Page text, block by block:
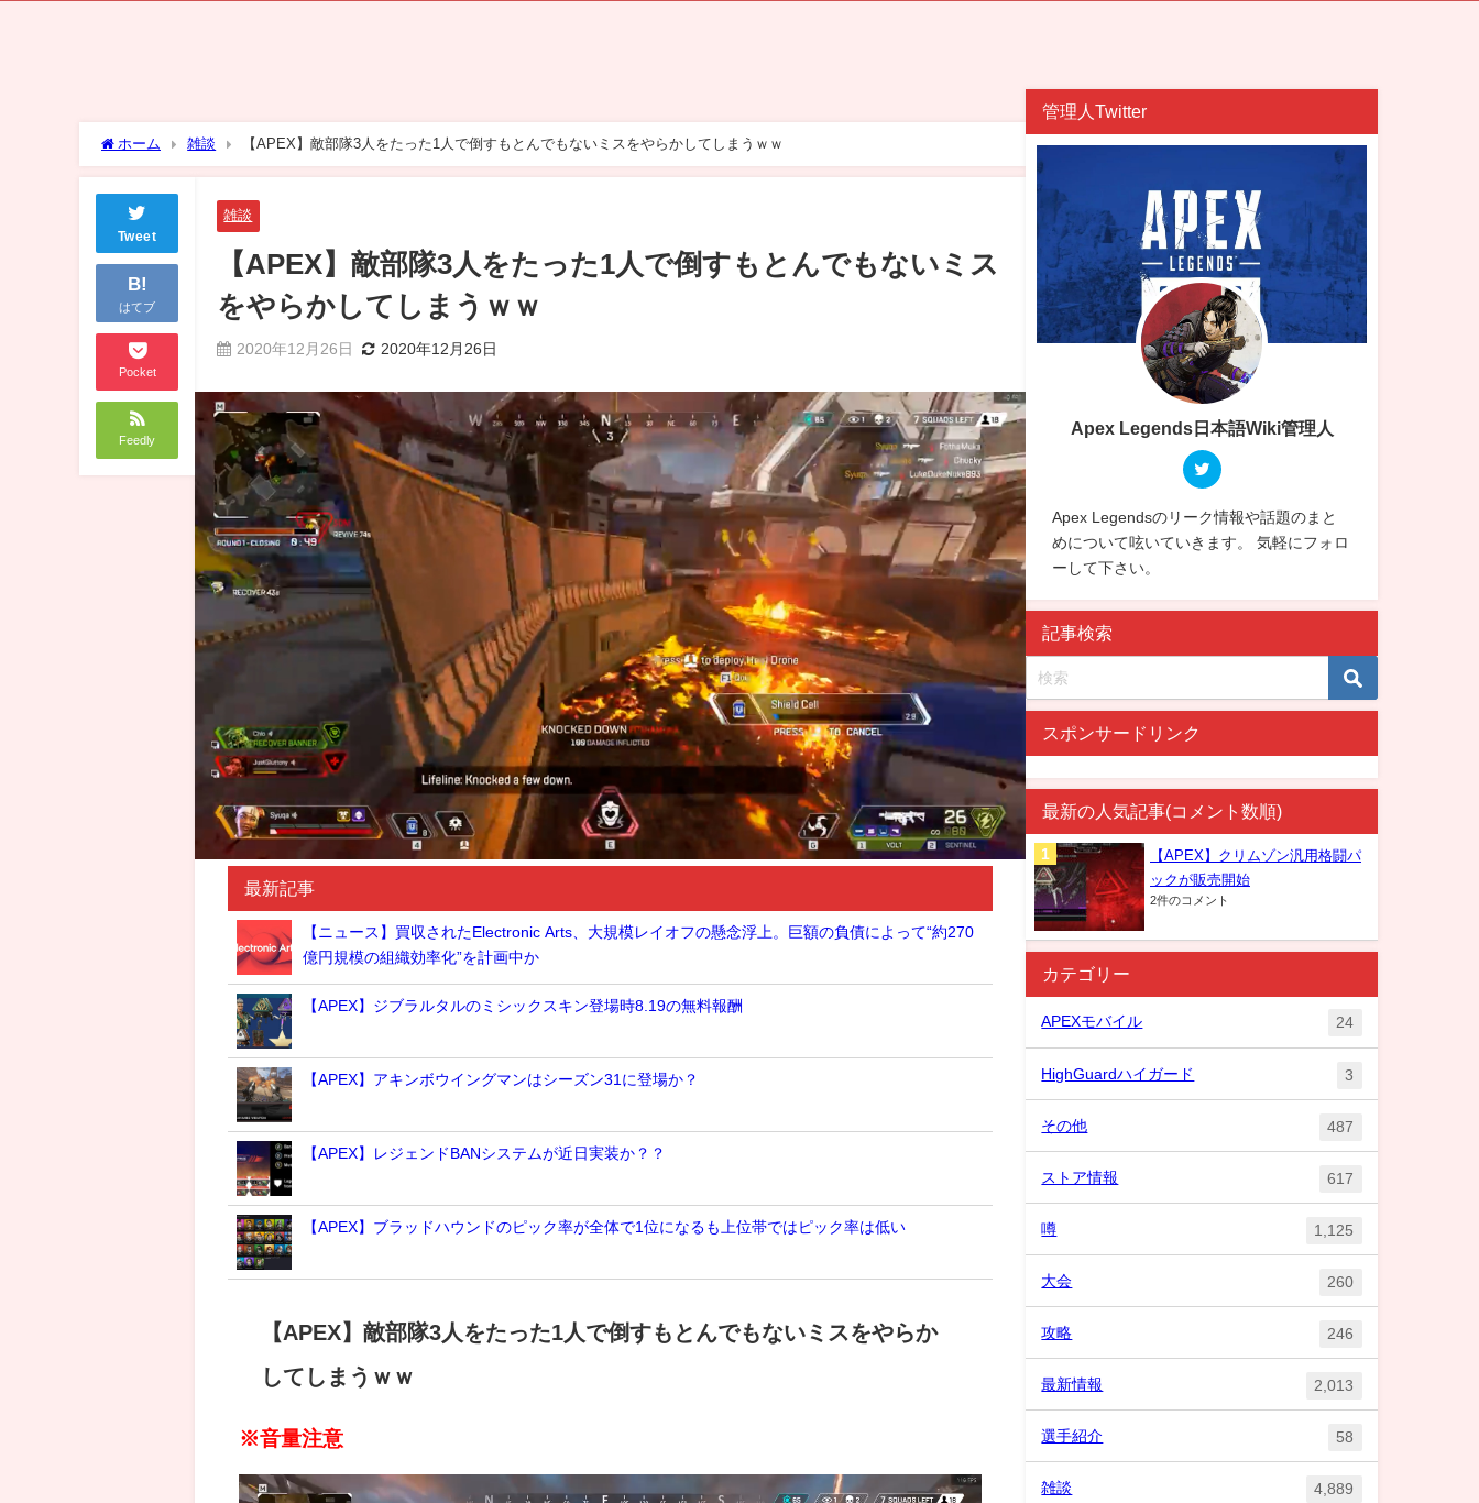
ホーム 雑談 【APEX】敵部隊3人をたった1人で倒すもとんでもないミスをやらかしてしまうｗｗ
Tweet
B!
はてブ
Pocket
Feedly
雑談
【APEX】敵部隊3人をたった1人で倒すもとんでもないミス
をやらかしてしまうｗｗ
2020年12月26日 2020年12月26日
最新記事
【ニュース】買収されたElectronic Arts、大規模レイオフの懸念浮上。巨額の負債によって“約270
億円規模の組織効率化”を計画中か
【APEX】ジブラルタルのミシックスキン登場時8.19の無料報酬
【APEX】アキンボウイングマンはシーズン31に登場か？
【APEX】レジェンドBANシステムが近日実装か？？
【APEX】ブラッドハウンドのピック率が全体で1位になるも上位帯ではピック率は低い
【APEX】敵部隊3人をたった1人で倒すもとんでもないミスをやらか
してしまうｗｗ
※音量注意
動
管理人Twitter
Apex Legends日本語Wiki管理人
Apex Legendsのリーク情報や話題のまと
めについて呟いていきます。 気軽にフォロ
ーして下さい。
記事検索
スポンサードリンク
最新の人気記事(コメント数順)
【APEX】クリムゾン汎用格闘パ
ックが販売開始
2件のコメント
カテゴリー
APEXモバイル 24
HighGuardハイガード 3
その他 487
ストア情報 617
噂 1,125
大会 260
攻略 246
最新情報 2,013
選手紹介 58
雑談 4,889